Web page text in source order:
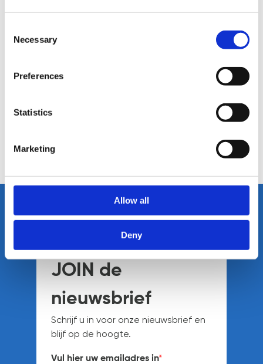
Selection
Necessary
Preferences
Statistics
Marketing
Allow all
Deny
Datamodelleren
Rapportages
Geïnteresseerd? Neem
JOIN de
nieuwsbrief
Schrijf u in voor onze nieuwsbrief en
blijf op de hoogte.
Vul hier uw emailadres in